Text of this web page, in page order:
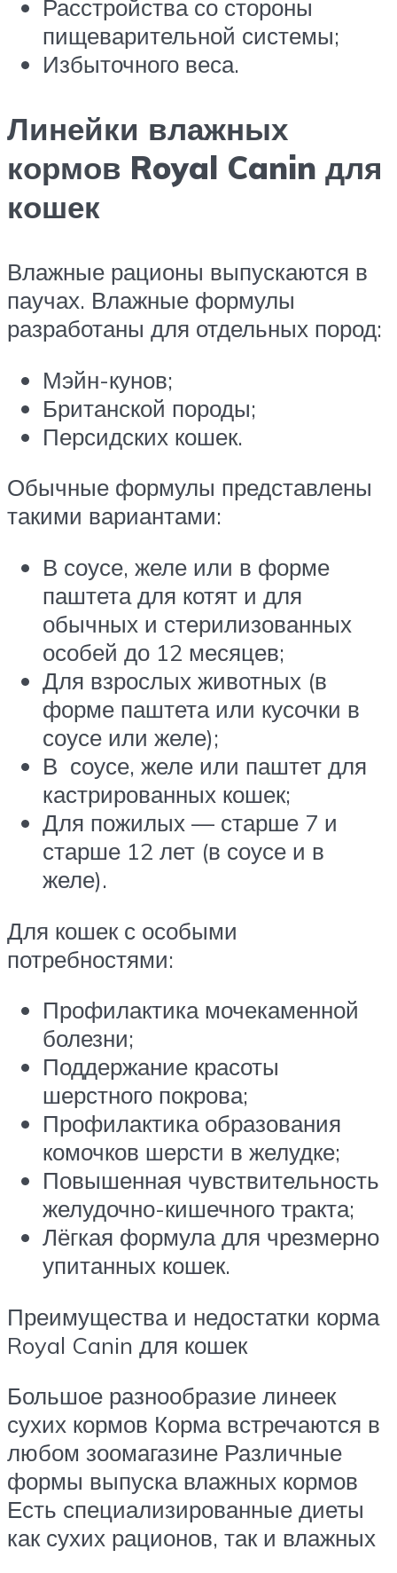
Расстройства со стороны
пищеварительной системы;
Избыточного веса.
Линейки влажных
кормов Royal Canin для
кошек
Влажные рационы выпускаются в
паучах. Влажные формулы
разработаны для отдельных пород:
Мэйн-кунов;
Британской породы;
Персидских кошек.
Обычные формулы представлены
такими вариантами:
В соусе, желе или в форме
паштета для котят и для
обычных и стерилизованных
особей до 12 месяцев;
Для взрослых животных (в
форме паштета или кусочки в
соусе или желе);
В соусе, желе или паштет для
кастрированных кошек;
Для пожилых — старше 7 и
старше 12 лет (в соусе и в
желе).
Для кошек с особыми
потребностями:
Профилактика мочекаменной
болезни;
Поддержание красоты
шерстного покрова;
Профилактика образования
комочков шерсти в желудке;
Повышенная чувствительность
желудочно-кишечного тракта;
Лёгкая формула для чрезмерно
упитанных кошек.
Преимущества и недостатки корма
Royal Canin для кошек
Большое разнообразие линеек
сухих кормов Корма встречаются в
любом зоомагазине Различные
формы выпуска влажных кормов
Есть специализированные диеты
как сухих рационов, так и влажных